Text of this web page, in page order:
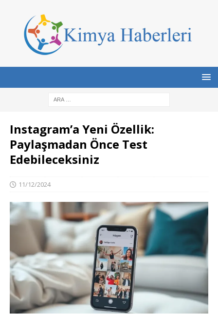
Instagram’a Yeni Özellik:
Paylaşmadan Önce Test
Edebileceksiniz
11/12/2024